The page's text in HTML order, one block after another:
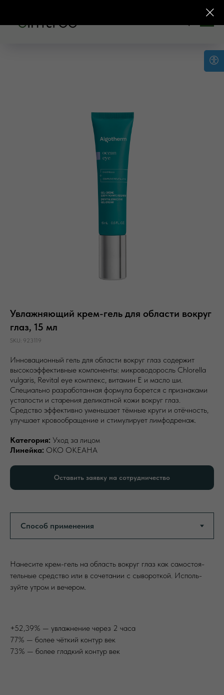
Увлажняющий крем-гель для области вокруг
глаз, 15 мл
SKU: 923119
Инновационный гель для области вокруг глаз содержит
высокоэффективные компоненты: микроводоросль Chlorella
vulgaris, Revital eye комплекс, витамин Е и масло ши.
Специально разработанная формула борется с признаками
усталости и старения деликатной кожи вокруг глаз.
Средство эффективно уменьшает тёмные круги и отёчность,
улучшает кровообращение и стимулирует лимфодренаж.
Категория: Уход за лицом
Линейка: ОКО ОКЕАНА
Оставить заявку на сотрудничество
Нанесите крем-гель на область вокруг глаз как самостоя-
тельные средство или в сочетании с сывороткой. Исполь-
зуйте утром и вечером.
+52,39% — увлажнение через 2 часа
77% — более чёткий контур век
73% — более гладкий контур век